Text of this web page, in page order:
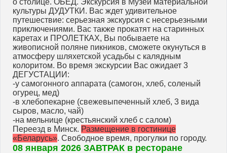
о столице. ОБЕД. Экскурсия в Музей материальной
культуры ДУДУТКИ. Вас ждет удивительное
путешествие: серьезная экскурсия с несерьезными
приключениями. Вас также прокатят на старинных
каретах и ПРОЛЕТКАХ, Вы побываете на
живописной поляне пикников, сможете окунуться в
атмосферу шляхетской усадьбы с калядным
колоритом. Во время экскурсии Вас ожидает 3
ДЕГУСТАЦИИ:
-у самогонного аппарата (самогон, хлеб, соленый
огурец, мед)
-в хлебопекарне (свежевыпеченный хлеб, 3 вида
сыров, масло, чай)
-на мельнице (крестьянский хлеб с салом)
Переезд в Минск. Размещение в гостинице
«Беларусь». Свободное время, прогулки по городу.
08 января 2026 ЗАВТРАК в ресторане